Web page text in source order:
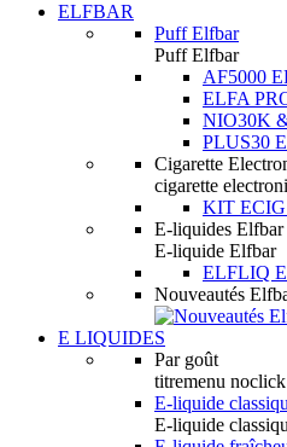
ELFBAR
Puff Elfbar
Puff Elfbar
AF5000
ELFA
NIO30K
PLUS30
Cigarette
cigarette
KIT
E-liquides Elfbar
E-liquide Elfbar
ELFLIQ
Nouveautés
E LIQUIDES
Par goût
titremenu noclick
E-liquide
E-liquide